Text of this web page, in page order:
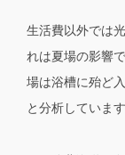
生活費以外では
れは夏場の影響
場は浴槽に殆ど
と分析しています